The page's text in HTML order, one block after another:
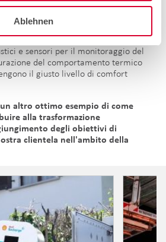
Ablehnen
i vecchi termostati sono stati
intelligenti e collegati al cloud di
i loro dati al cloud. Sono stati inoltre
e sensori per il monitoraggio del
del comportamento termico
il giusto livello di comfort
altro ottimo esempio di come
alla trasformazione
degli obiettivi di
clientela nell'ambito della